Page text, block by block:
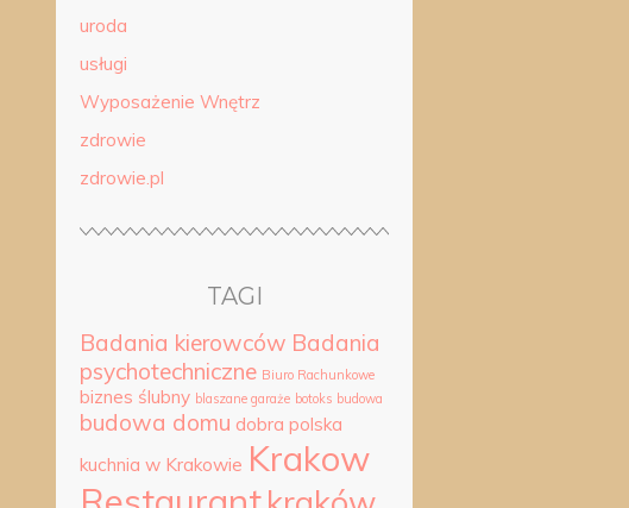
uroda
usługi
Wyposażenie Wnętrz
zdrowie
zdrowie.pl
TAGI
Badania kierowców Badania
psychotechniczne Biuro Rachunkowe
biznes ślubny blaszane garaże botoks budowa
budowa domu dobra polska
kuchnia w Krakowie Krakow